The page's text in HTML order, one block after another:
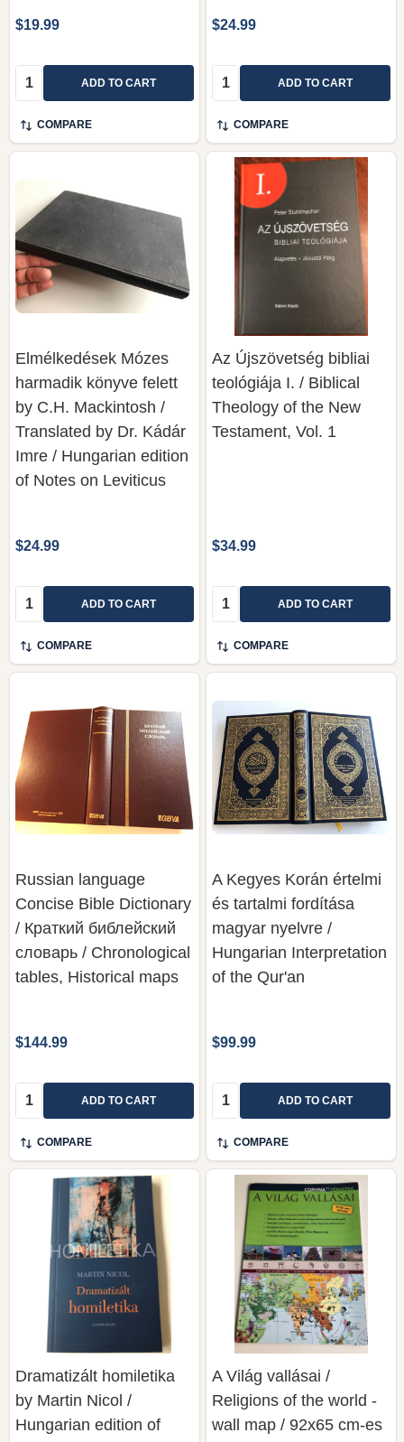
$19.99
Quantity: ADD TO CART
COMPARE
$24.99
Quantity: ADD TO CART
COMPARE
Elmélkedések Mózes
harmadik könyve felett
by C.H. Mackintosh /
Translated by Dr. Kádár
Imre / Hungarian edition
of Notes on Leviticus
$24.99
Quantity: ADD TO CART
COMPARE
Az Újszövetség bibliai
teológiája I. / Biblical
Theology of the New
Testament, Vol. 1
$34.99
Quantity: ADD TO CART
COMPARE
Russian language
Concise Bible Dictionary
/ Краткий библейский
словарь / Chronological
tables, Historical maps
$144.99
Quantity: ADD TO CART
COMPARE
A Kegyes Korán értelmi
és tartalmi fordítása
magyar nyelvre /
Hungarian Interpretation
of the Qur'an
$99.99
Quantity: ADD TO CART
COMPARE
Dramatizált homiletika
by Martin Nicol /
Hungarian edition of
A Világ vallásai /
Religions of the world -
wall map / 92x65 cm-es